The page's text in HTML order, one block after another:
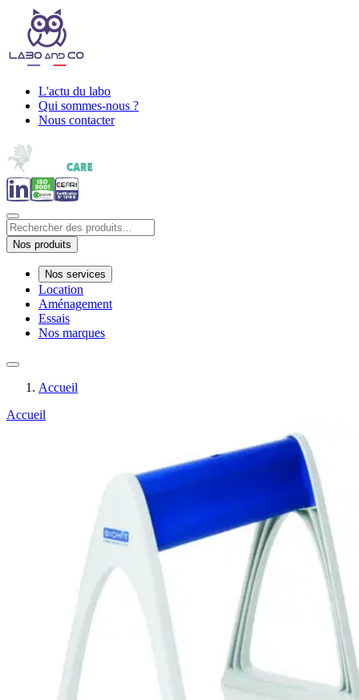
L'actu du labo
Qui sommes-nous ?
Nous contacter
Nos produits
Nos services
Location
Aménagement
Essais
Nos marques
Accueil
Accueil